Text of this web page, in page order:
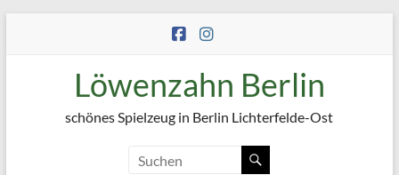
Löwenzahn Berlin
schönes Spielzeug in Berlin Lichterfelde-Ost